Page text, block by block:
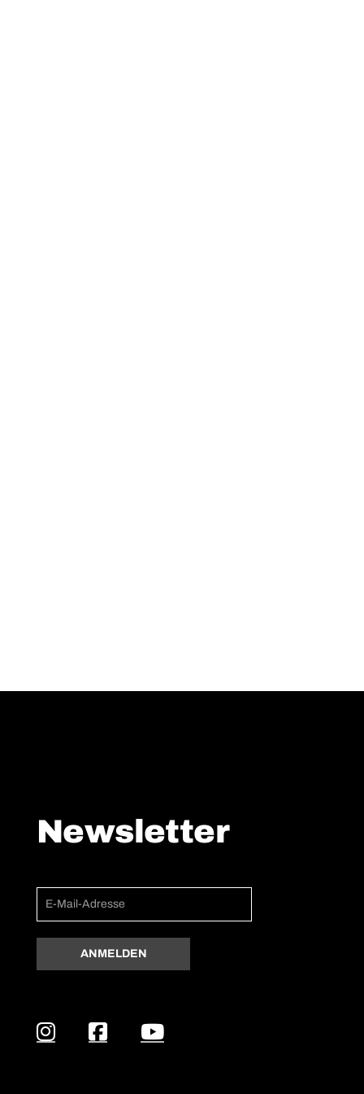
Newsletter